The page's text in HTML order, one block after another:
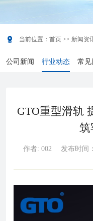
公司新闻 行业动态 常见
 当前位置： 首页 >> 新闻资
GTO重型滑轨
筑
作者: 002 发布时间